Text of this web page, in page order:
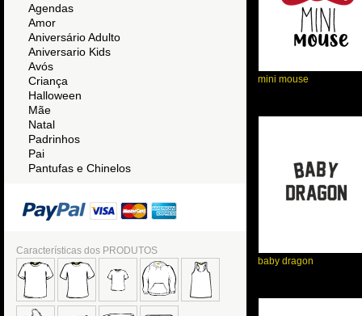
Agendas
Amor
Aniversário Adulto
Aniversario Kids
Avós
Criança
Halloween
Mãe
Natal
Padrinhos
Pai
Pantufas e Chinelos
Características dos PRODUTOS
mini mouse
baby dragon